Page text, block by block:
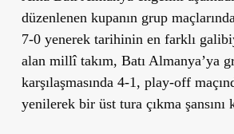
düzenlenen kupanın grup
7-0 yenerek tarihinin en farklı
alan millî takım, Batı Almanya’ya
karşılaşmasında 4-1, play-off
yenilerek bir üst tura çıkma şansını